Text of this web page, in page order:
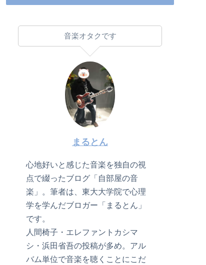
音楽オタクです
まるとん
心地好いと感じた音楽を独自の視
点で綴ったブログ「自部屋の音
楽」。筆者は、東大大学院で心理
学を学んだブロガー「まるとん」
です。
人間椅子・エレファントカシマ
シ・浜田省吾の投稿が多め。アル
バム単位で音楽を聴くことにこだ